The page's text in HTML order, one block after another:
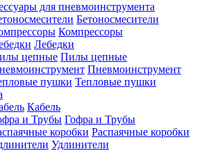
для пневмоинструмента
Бетоносмесители
Компрессоры
Лебедки
Пилы цепные
Пневмоинструмент
Тепловые пушки
Кабель
Гофра и Трубы
Распаячные коробки
Удлинители